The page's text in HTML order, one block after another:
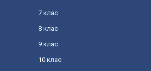
7 клас
8 клас
9 клас
10 клас